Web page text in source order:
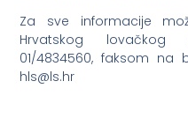
Za sve informacije
Hrvatskog lovačkog
01/4834560, faksom na
rh.sl
@slh